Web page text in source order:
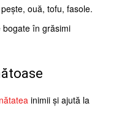
ouă, tofu, fasole.
bogate în grăsimi
inimii și ajută la